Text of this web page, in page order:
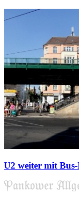
U2 weiter mit